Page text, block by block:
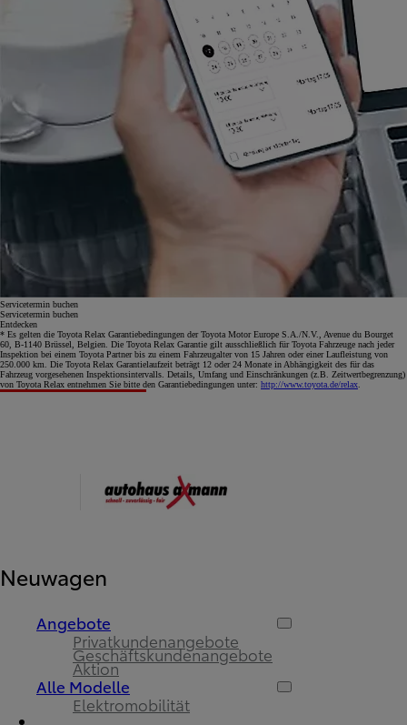
Servicetermin buchen
Servicetermin buchen
Entdecken
* Es gelten die Toyota Relax Garantiebedingungen der Toyota Motor Europe S.A./N.V., Avenue du Bourget
60, B-1140 Brüssel, Belgien. Die Toyota Relax Garantie gilt ausschließlich für Toyota Fahrzeuge nach jeder
Inspektion bei einem Toyota Partner bis zu einem Fahrzeugalter von 15 Jahren oder einer Laufleistung von
250.000 km. Die Toyota Relax Garantielaufzeit beträgt 12 oder 24 Monate in Abhängigkeit des für das
Fahrzeug vorgesehenen Inspektionsintervalls. Details, Umfang und Einschränkungen (z.B. Zeitwertbegrenzung)
von Toyota Relax entnehmen Sie bitte den Garantiebedingungen unter: http://www.toyota.de/relax.
Neuwagen
Angebote
Privatkundenangebote
Geschäftskundenangebote
Aktion
Alle Modelle
Elektromobilität